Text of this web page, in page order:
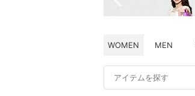
WOMEN MEN